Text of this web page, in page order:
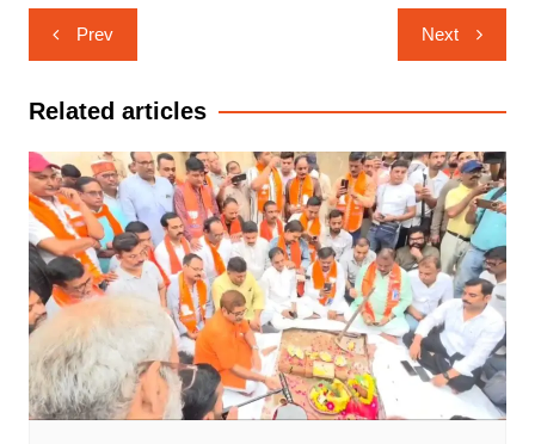
Post
navigation
Prev Next
Related articles